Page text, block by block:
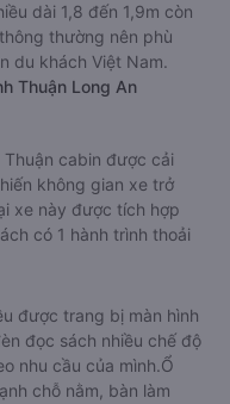
dài 1,8 đến 1,9m còn
thường nên phù
du khách Việt Nam.
Thuận Long An
cabin được cải
không gian xe trở
xe này được tích hợp
có 1 hành trình thoải
được trang bị màn hình
đọc sách nhiều chế độ
nhu cầu của mình.Ổ
chỗ nằm, bàn làm